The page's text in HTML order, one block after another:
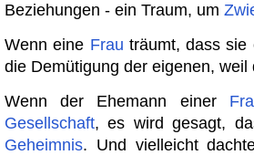
Beziehungen - ein Traum, um
Wenn eine Frau träumt, dass sie
die Demütigung der eigenen, weil
Wenn der Ehemann einer
Gesellschaft, es wird gesagt,
Geheimnis. Und vielleicht